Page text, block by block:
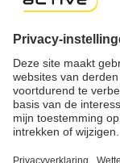
Important links